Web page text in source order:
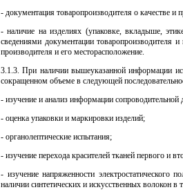
- документация товаропроизводителя о качестве и
- наличие на изделиях (упаковке, вкладыше,
сведениями документации товаропроизводителя
производителя и его месторасположение.
3.1.3. При наличии вышеуказанной информации
сокращенном объеме в следующей
- изучение и анализ информации
- оценка упаковки и маркировки изделий;
- органолептические испытания;
- изучение перехода красителей тканей первого и
- изучение напряженности
наличии синтетических и искусственных волокон в